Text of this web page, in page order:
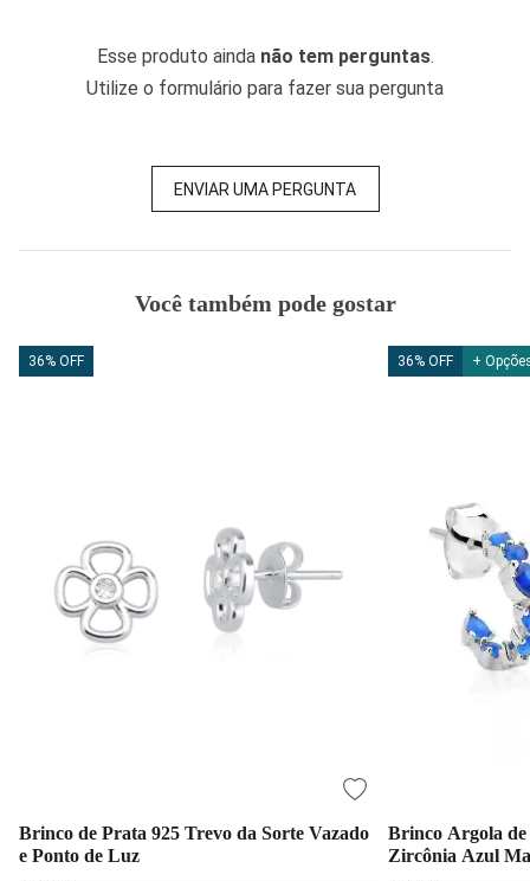
Esse produto ainda não tem perguntas.
Utilize o formulário para fazer sua pergunta
ENVIAR UMA PERGUNTA
Você também pode gostar
36% OFF
Brinco de Prata 925 Trevo da Sorte Vazado
e Ponto de Luz
36% OFF +
Brinco Argola de
Zircônia Azul